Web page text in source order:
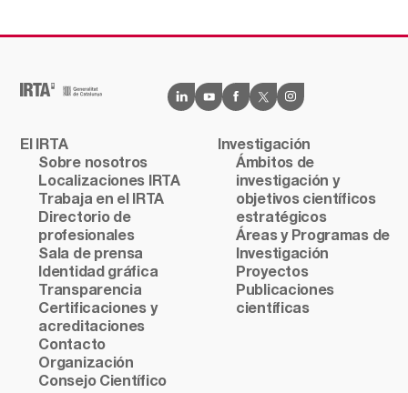
El IRTA
Sobre nosotros
Localizaciones IRTA
Trabaja en el IRTA
Directorio de
profesionales
Sala de prensa
Identidad gráfica
Transparencia
Certificaciones y
acreditaciones
Contacto
Organización
Consejo Científico
Investigación
Ámbitos de
investigación y
objetivos científicos
estratégicos
Áreas y Programas de
Investigación
Proyectos
Publicaciones
científicas